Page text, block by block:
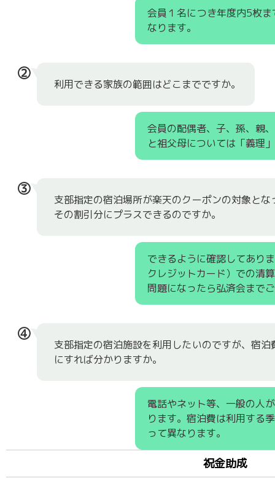
会員１名につき年度内5枚
なります。
②
利用できる家族の範囲はどこまでですか。
会員の配偶者、子、孫、親
と祖父母については「義理
③
支部指定の宿泊場所が楽天のクーポンの対象とな
その割引分にプラスできるのですか。
できるように確認してあり
クレジットカード）での清
問題になったら弘済会まで
④
支部指定の宿泊施設を利用したいのですが、宿泊
にすれば分かりますか。
電話やネット等、一般の人
ります。宿泊費は利用する
って異なります。
祝金助成